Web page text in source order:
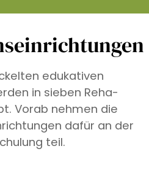
edukativen
in sieben Reha-
Vorab nehmen die
dafür an der
teil.